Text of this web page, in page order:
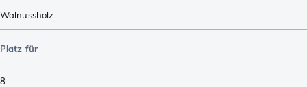
Walnussholz
Platz für
8